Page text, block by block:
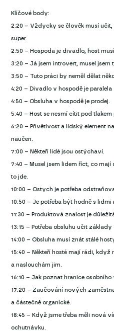
Klíčové body:
2:20 – Vždycky se člověk musí učit,
super.
2:50 – Hospoda je divadlo, host
3:20 – Já jsem introvert, musel jsem
3:50 – Tuto práci by neměl dělat
4:20 – Divadlo v hospodě je
4:50 – Obsluha v hospodě je prodej.
5:40 – Host se nesmí cítit pod tlakem
6:20 – Přívětivost a lidský element
naučen.
7:00 – Někteří lidé jsou ostýchaví.
7:40 – Musel jsem lidem říct, co
to jde.
10:00 – Ostych je potřeba
10:50 – Je potřeba být hodně s lidmi
11:30 – Produktová znalost je
13:15 – Potřeba obsluhu učit základy
14:00 – Obsluha musí znát stálé
15:40 – Někteří hosté mají rádi, když
a naslouchám jim.
16:10 – Jak poznat hranice osobního
17:20 – Zaučování nových
a částečně organické.
18:45 – Když jsme třeba měli nová
ochutnávku.